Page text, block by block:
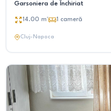
Garsoniera de Închiriat
14.00 m² 1 cameră
Cluj-Napoca